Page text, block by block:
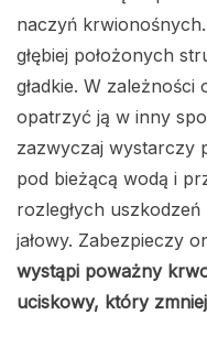
naczyń
głębiej położonych
gładkie. W
opatrzyć ją w inny
zazwyczaj wystarczy
pod bieżącą wodą i
rozległych
jałowy. Zabezpieczy
wystąpi poważny
uciskowy, który